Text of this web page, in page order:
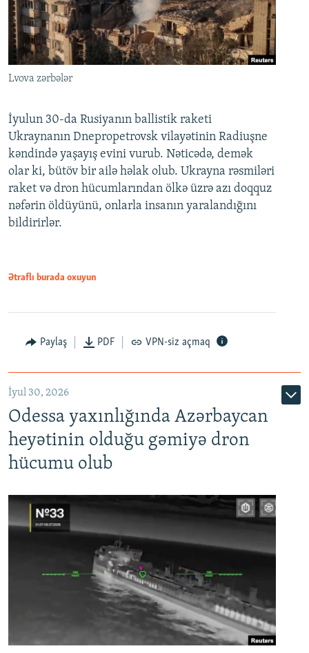
Lvova zərbələr
İyulun 30-da Rusiyanın ballistik raketi
Ukraynanın Dnepropetrovsk vilayətinin Radiuşne
kəndində yaşayış evini vurub. Nəticədə, demək
olar ki, bütöv bir ailə həlak olub. Ukrayna rəsmiləri
raket və dron hücumlarından ölkə üzrə azı doqquz
nəfərin öldüyünü, onlarla insanın yaralandığını
bildirirlər.
Ətraflı burada oxuyun
Paylaş PDF VPN-siz açmaq
İyul 30, 2026
Odessa yaxınlığında Azərbaycan
heyətinin olduğu gəmiyə dron
hücumu olub